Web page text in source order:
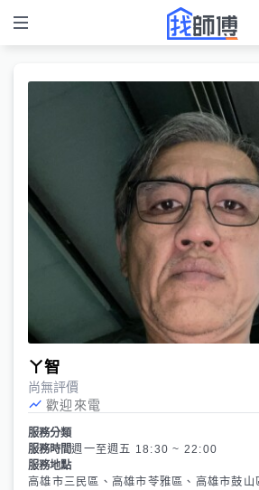
ㄚ智
尚無評價
歡迎來電
服務分類
服務時間週一至週五 18:30 ~ 22:00
服務地點
高雄市三民區、高雄市苓雅區、高雄市鼓